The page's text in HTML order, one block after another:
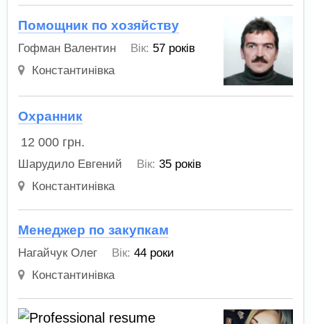
Помощник по хозяйству
Гофман Валентин Вік: 57 років
Константинівка
Охранник
12 000 грн.
Шарудило Евгений Вік: 35 років
Константинівка
Менеджер по закупкам
Нагайчук Олег Вік: 44 роки
Константинівка